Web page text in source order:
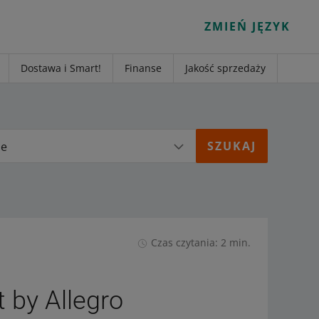
ZMIEŃ JĘZYK
Dostawa i Smart! Finanse Jakość sprzedaży
Czas czytania: 2 min.
by Allegro